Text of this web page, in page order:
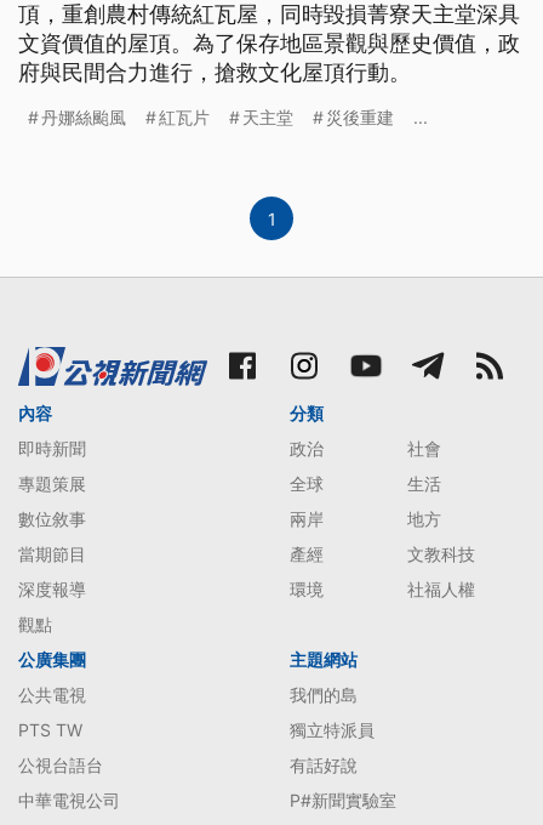
頂，重創農村傳統紅瓦屋，同時毀損菁寮天主堂深具
文資價值的屋頂。為了保存地區景觀與歷史價值，政
府與民間合力進行，搶救文化屋頂行動。
丹娜絲颱風 紅瓦片 天主堂 災後重建 ...
1
內容
即時新聞
專題策展
數位敘事
當期節目
深度報導
觀點
分類
政治
社會
全球
生活
兩岸
地方
產經
文教科技
環境
社福人權
公廣集團
公共電視
PTS TW
公視台語台
中華電視公司
主題網站
我們的島
獨立特派員
有話好說
P#新聞實驗室